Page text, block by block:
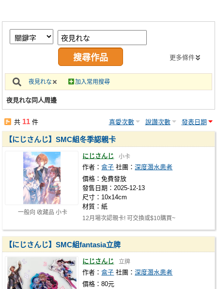
繪圖藝廊
交流中心
攤位轉讓區
會員功能選單
註冊會員
更多條件
夜見れな 加入常用搜尋
夜見れな同人周邊
共 11 件 喜愛次數 說讚次數 發表日期
一般向 收藏品 小卡
【にじさんじ】SMC組冬季認親卡
にじさんじ 小卡
作者：盒子 社團：深度潛水患者
價格：免費發放
發售日期：2025-12-13
尺寸：10x14cm
材質：紙
12月場次認親卡! 可交換或$10購買~
【にじさんじ】SMC組fantasia立牌
にじさんじ 立牌
作者：盒子 社團：深度潛水患者
價格：80元